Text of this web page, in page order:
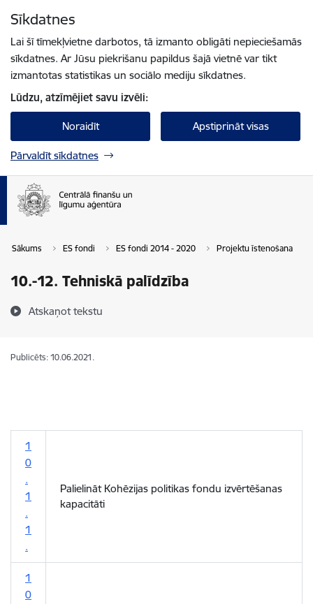
Sīkdatnes
Lai šī tīmekļvietne darbotos, tā izmanto obligāti nepieciešamās
sīkdatnes. Ar Jūsu piekrišanu papildus šajā vietnē var tikt
izmantotas statistikas un sociālo mediju sīkdatnes.
Lūdzu, atzīmējiet savu izvēli:
Noraidīt Apstiprināt visas
Pārvaldīt sīkdatnes
Sākums ES fondi ES fondi 2014 - 2020 Projektu īstenošana
10.-12. Tehniskā palīdzība
Atskaņot tekstu
Publicēts: 10.06.2021.
1
0
.
1
.
1
.
Palielināt Kohēzijas politikas fondu izvērtēšanas
kapacitāti
1
0